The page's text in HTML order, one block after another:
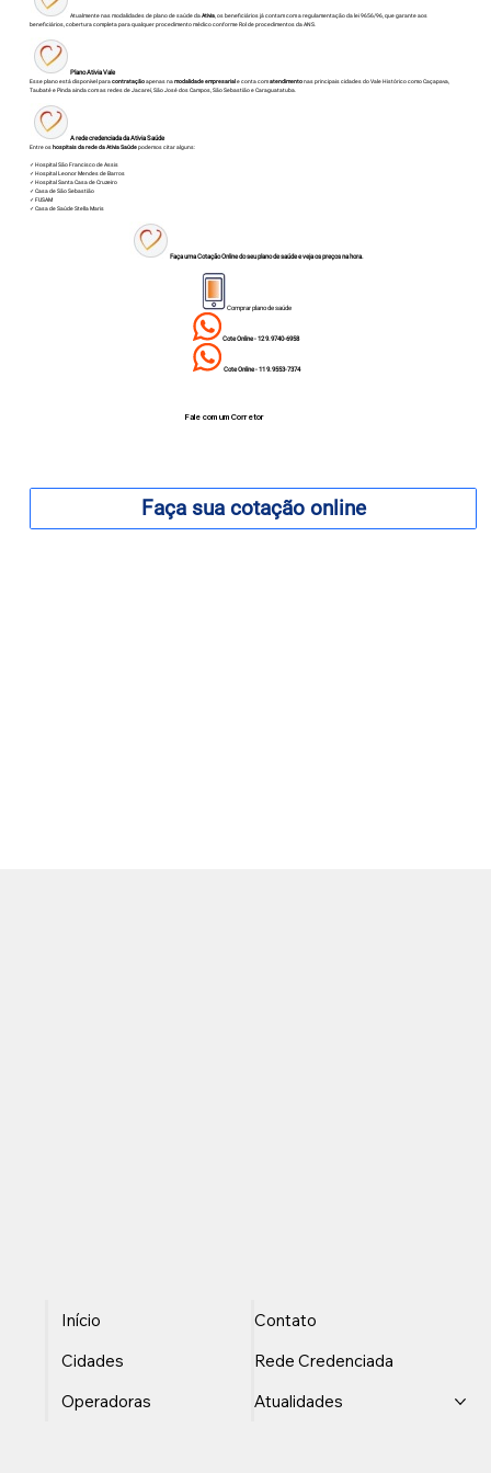
Atualmente nas modalidades de plano de saúde daAtivia , os beneficiários já contam com a regulamentação da lei 9656/96, que garante aos
beneficiários, cobertura completa para qualquer procedimento médico conforme Rol de procedimentos da ANS.
Plano Ativia Vale
Esse plano está disponível paracontrataçãoapenas namodalidade empresariale conta comatendimentonas principais cidades do Vale Histórico como Caçapava,
Taubaté e Pinda ainda com as redes de Jacareí, São José dos Campos, São Sebastião e Caraguatatuba.
A rede credenciada da Ativia Saúde
Entre oshospitais da rededa Ativia Saúdepodemos citar alguns:
✓ Hospital São Francisco de Assis
✓ Hospital Leonor Mendes de Barros
✓ Hospital Santa Casa de Cruzeiro
✓ Casa de São Sebastião
✓ FUSAM
✓ Casa de Saúde Stella Maris
Faça uma Cotação Online do seu plano de saúde e veja os preços na hora.
Comprar plano de saúde
Cote Online - 12 9.9740-6958
Cote Online - 11 9.9553-7374
Fale com um Corretor
Faça sua cotação online
Início
Cidades
Operadoras
Contato
Rede Credenciada
Atualidades